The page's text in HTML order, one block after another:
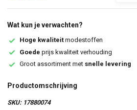
Wat kun je verwachten?
Hoge kwaliteit modestoffen
Goede prijs kwaliteit verhouding
Groot assortiment met snelle levering
Productomschrijving
SKU: 17880074